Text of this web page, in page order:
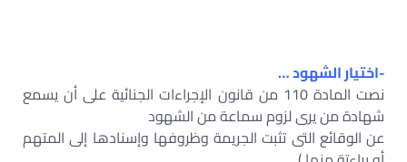
-اختيار الشهود …
نصت المادة 110 من قانون الإجراءات الجنائية على أن يسمع
شهادة من يرى لزوم سماعة من الشهود
عن الوقائع التى تثبت الجريمة وظروفها وإسنادها إلى المتهم